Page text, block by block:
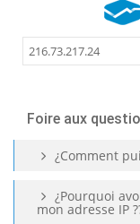
Foire aux
¿Comment
¿Pourquoi
mon adresse IP